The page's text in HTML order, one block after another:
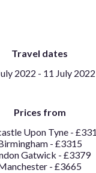
Travel dates
2022 - 11 July 2022
Prices from
Upon Tyne -
- £3315
Gatwick - £3379
- £3665